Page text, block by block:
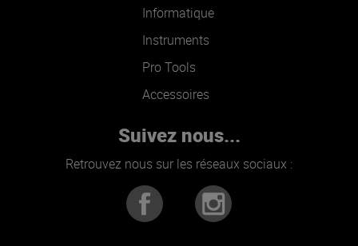
Informatique
Instruments
Pro Tools
Accessoires
Suivez nous...
Retrouvez nous sur les réseaux sociaux :